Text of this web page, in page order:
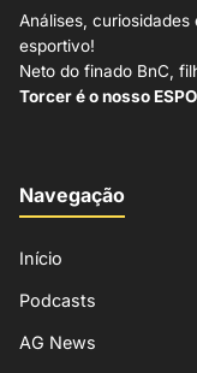
Análises,
esportivo!
Neto do finado BnC,
Torcer é o nosso
Navegação
Início
Podcasts
AG News